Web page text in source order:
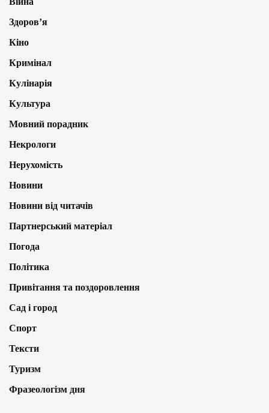
Здоров’я
Кіно
Кримінал
Кулінарія
Культура
Мовний порадник
Некрологи
Нерухомість
Новини
Новини від читачів
Партнерський матеріал
Погода
Політика
Привітання та поздоровлення
Сад і город
Спорт
Тексти
Туризм
Фразеологізм дня